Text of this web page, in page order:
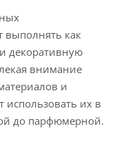
выполнять как
декоративную
внимание
и
использовать их в
до парфюмерной.